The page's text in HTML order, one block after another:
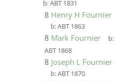
b:ABT 1831
8 Henry H Fournier
b:ABT 1863
8 Mark Fournier
b:
ABT 1868
8 Joseph L Fournier
b:ABT 1870